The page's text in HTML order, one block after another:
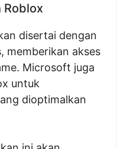
Roblox
disertai dengan
memberikan akses
Microsoft juga
untuk
dioptimalkan